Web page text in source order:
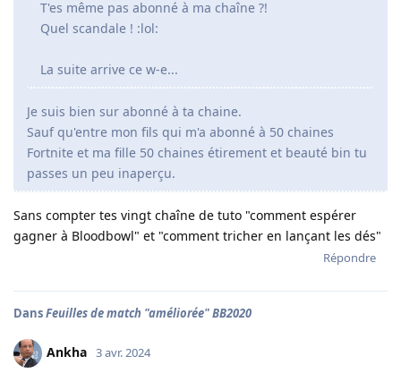
T'es même pas abonné à ma chaîne ?!
Quel scandale ! :lol:
La suite arrive ce w-e...
Je suis bien sur abonné à ta chaine.
Sauf qu'entre mon fils qui m'a abonné à 50 chaines
Fortnite et ma fille 50 chaines étirement et beauté bin tu
passes un peu inaperçu.
Sans compter tes vingt chaîne de tuto "comment espérer
gagner à Bloodbowl" et "comment tricher en lançant les dés"
Répondre
DansFeuilles de match "améliorée" BB2020
Ankha 3 avr. 2024